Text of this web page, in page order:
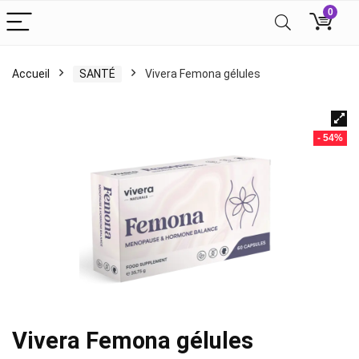
0
Accueil SANTÉ Vivera Femona gélules
- 54%
Vivera Femona gélules